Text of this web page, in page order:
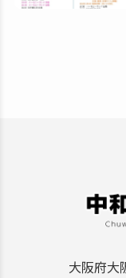
大阪府大